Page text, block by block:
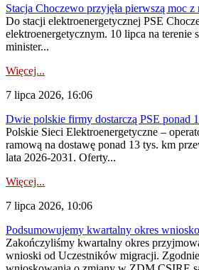
Stacja Choczewo przyjęła pierwszą moc
Do stacji elektroenergetycznej PSE
elektroenergetycznym. 10 lipca na
minister...
Więcej...
7 lipca 2026, 16:06
Dwie polskie firmy dostarczą PSE ponad
Polskie Sieci Elektroenergetyczne –
ramową na dostawę ponad 13 tys. km
lata 2026-2031. Oferty...
Więcej...
7 lipca 2026, 10:06
Podsumowujemy kwartalny okres
Zakończyliśmy kwartalny okres
wnioski od Uczestników migracji.